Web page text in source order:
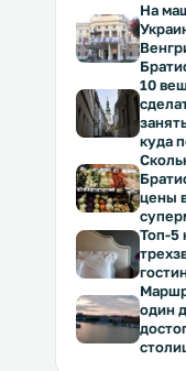
На
10
куда
цены
Топ-5
один